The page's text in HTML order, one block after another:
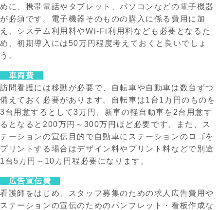
めに、携帯電話やタブレット、パソコンなどの電子機器
が必須です。電子機器そのものの購入に係る費用に加
え、システム利用料やWi-Fi利用料なども必要となるた
め、初期導入には50万円程度考えておくと良いでしょ
う。
車両費
訪問看護には移動が必要で、自転車や自動車は数台ずつ
備えておく必要があります。自転車は1台1万円のものを
3台用意するとして3万円、新車の軽自動車を2台用意す
るとなると200万円～300万円ほど必要です。また、ス
テーションの宣伝目的で自動車にステーションのロゴを
プリントする場合はデザイン料やプリント料などで別途
1台5万円～10万円程必要になります。
広告宣伝費
看護師をはじめ、スタッフ募集のための求人広告費用や
ステーションの宣伝のためのパンフレット・看板作成な